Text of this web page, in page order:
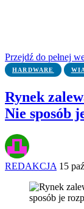
Przejdź do pełnej
HARDWARE
Rynek
Nie sposób
REDAKCJA 15